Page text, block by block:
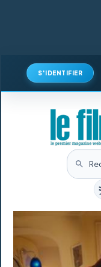
S'IDENTIFIER